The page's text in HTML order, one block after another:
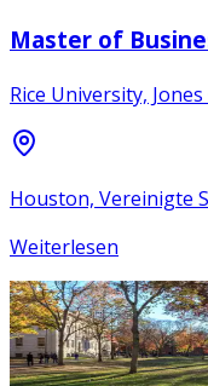
Master of
Rice University,
Houston, Vereinigte
Weiterlesen